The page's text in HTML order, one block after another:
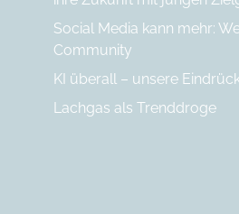
Social Media kann mehr:
Community
KI überall – unsere
Lachgas als Trenddroge